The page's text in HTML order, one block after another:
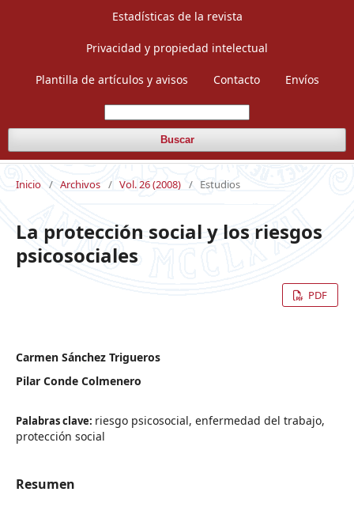
Estadísticas de la revista
Privacidad y propiedad intelectual
Plantilla de artículos y avisos Contacto Envíos
Buscar
Inicio / Archivos / Vol. 26 (2008) / Estudios
La protección social y los riesgos
psicosociales
PDF
Carmen Sánchez Trigueros
Pilar Conde Colmenero
Palabras clave: riesgo psicosocial, enfermedad del trabajo,
protección social
Resumen